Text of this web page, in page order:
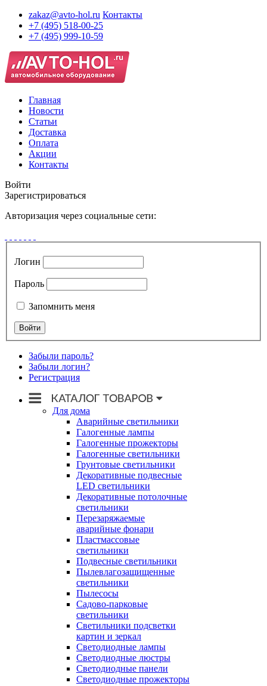
zakaz@avto-hol.ru Контакты
+7 (495) 518-00-25
+7 (495) 999-10-59
Главная
Новости
Статьи
Доставка
Оплата
Акции
Контакты
Войти
Зарегистрироваться
Авторизация через социальные сети:
Логин
Пароль
Запомнить меня
Забыли пароль?
Забыли логин?
Регистрация
Для дома
Аварийные светильники
Галогенные лампы
Галогенные прожекторы
Галогенные светильники
Грунтовые светильники
Декоративные подвесные
LED светильники
Декоративные потолочные
светильники
Перезаряжаемые
аварийные фонари
Пластмассовые
светильники
Подвесные светильники
Пылевлагозащищенные
светильники
Пылесосы
Садово-парковые
светильники
Светильники подсветки
картин и зеркал
Светодиодные лампы
Светодиодные люстры
Светодиодные панели
Светодиодные прожекторы